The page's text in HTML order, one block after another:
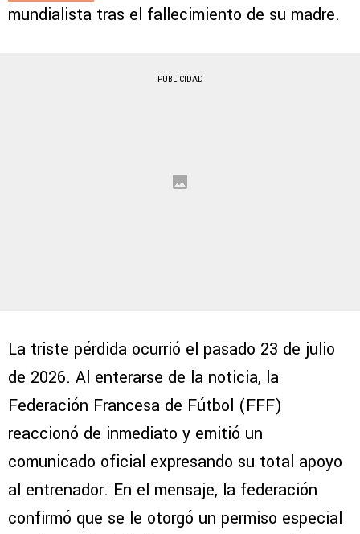
mundialista tras el fallecimiento de su madre.
PUBLICIDAD
La triste pérdida ocurrió el pasado 23 de julio
de 2026. Al enterarse de la noticia, la
Federación Francesa de Fútbol (FFF)
reaccionó de inmediato y emitió un
comunicado oficial expresando su total apoyo
al entrenador. En el mensaje, la federación
confirmó que se le otorgó un permiso especial